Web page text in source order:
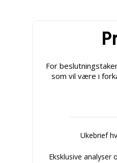
For
som vil være i
Ukebrief
Eksklusive analyser